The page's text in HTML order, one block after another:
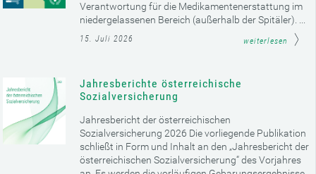
Verantwortung für die Medikamentenerstattung im
niedergelassenen Bereich (außerhalb der Spitäler). ...
15. Juli 2026 weiterlesen
Jahresberichte österreichische
Sozialversicherung
Jahresbericht der österreichischen
Sozialversicherung 2026 Die vorliegende Publikation
schließt in Form und Inhalt an den „Jahresbericht der
österreichischen Sozialversicherung“ des Vorjahres